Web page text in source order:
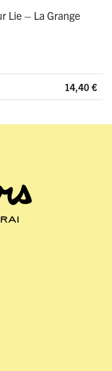
Lie – La Grange
14,40 €